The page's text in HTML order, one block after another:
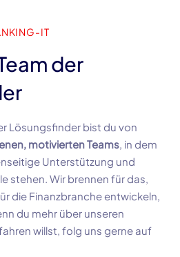
IT
der
Lösungsfinder bist du von
motivierten Teams, in dem
Unterstützung und
stehen. Wir brennen für das,
die Finanzbranche entwickeln,
du mehr über unseren
willst, folg uns gerne auf